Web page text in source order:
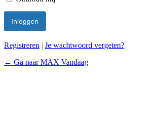
Registreren | Je wachtwoord vergeten?
← Ga naar MAX Vandaag